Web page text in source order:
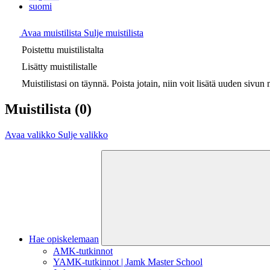
suomi
Avaa muistilista Sulje muistilista
Poistettu muistilistalta
Lisätty muistilistalle
Muistilistasi on täynnä. Poista jotain, niin voit lisätä uuden sivun
Muistilista (0)
Avaa valikko Sulje valikko
Hae opiskelemaan
AMK-tutkinnot
YAMK-tutkinnot | Jamk Master School